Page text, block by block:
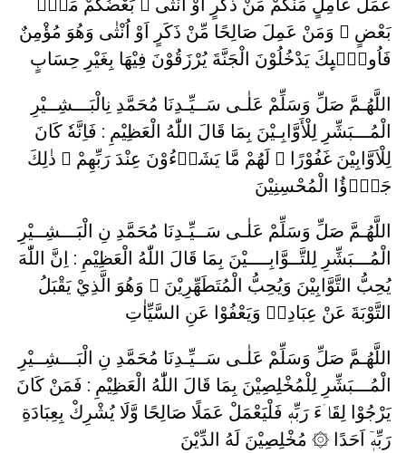
بَعْضٍ ۞ وَمَنْ عَمِلَ صَالِحًا مِّنْ ذَكَرٍ اَوْ اُنْثٰى وَهُوَ مُؤْمِنٌ
فَاُولٰۤىِٕكَ يَدْخُلُوْنَ الْجَنَّةَ يُرْزَقُوْنَ فِيْهَا بِغَيْرِ حِسَابٍ
اللَّهُـمَّ صَلِّ وَسَلِّمْ عَلٰـى سَــيِّـدِنَا مُحَمَّدِ نِالْبَـــشِــيْرِ
الْمُـــبَشِّرِ لِلْأَوَّابِـيْنَ بِمَا قَالَ اللّٰهُ الْعَظِيْمِ : فَاِنَّهٗ كَانَ
لِلْاَوَّابِيْنَ غَفُوْرًا ۞ لَهُمْ مَّا يَشَاۤءُوْنَ عِنْدَ رَبِّهِمْ ۗ ذٰلِكَ
جَزٰۤؤُا الْمُحْسِنِيْنَ
اللَّهُـمَّ صَلِّ وَسَلِّمْ عَلٰـى سَــيِّـدِنَا مُحَمَّدِ نِ الْبَـــشِــيْرِ
الْمُـــبَشِّرِ لِلتَّــوَّابِــــيْنَ بِمَا قَالَ اللّٰهُ الْعَظِيْمِ : اِنَّ اللّٰهَ
يُحِبُّ التَّوَّابِيْنَ وَيُحِبُّ الْمُتَطَهِّرِيْنَ ۞ وَهُوَ الَّذِيْ يَقْبَلُ
التَّوْبَةَ عَنْ عِبَادِهٖ وَيَعْفُوْا عَنِ السَّيِّاٰتِ
اللَّهُـمَّ صَلِّ وَسَلِّمْ عَلٰـى سَــيِّـدِنَا مُحَمَّدِ نِ الْبَـــشِــيْرِ
الْمُـــبَشِّرِ لِلْمُخْلِصِيْنَ بِمَا قَالَ اللّٰهُ الْعَظِيْمِ : فَمَنْ كَانَ
يَرْجُوْا لِقَاۤءَ رَبِّهٖ فَلْيَعْمَلْ عَمَلًا صَالِحًا وَّلَا يُشْرِكْ بِعِبَادَةِ
رَبِّهٖٓ اَحَدًا ۞ مُخْلِصِيْنَ لَهُ الدِّيْنَ